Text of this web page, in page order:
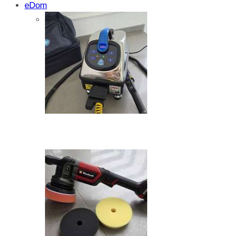
Isprobali smo: SparkShare BoxEV –
funkcionalnost i jednostavnost
Zašto dolazi do kristalizacije AdBlue
eDom